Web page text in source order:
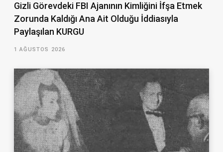
Gizli Görevdeki FBI Ajanının Kimliğini İfşa Etmek
Zorunda Kaldığı Ana Ait Olduğu İddiasıyla
Paylaşılan KURGU
1 AĞUSTOS 2026